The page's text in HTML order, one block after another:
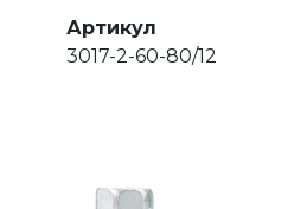
Артикул
3017-2-60-80/12